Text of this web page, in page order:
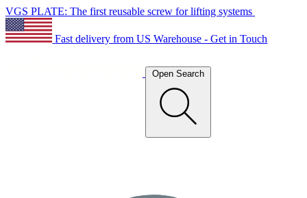
VGS PLATE: The first reusable screw for lifting systems
Fast delivery from US Warehouse - Get in Touch
Open Search